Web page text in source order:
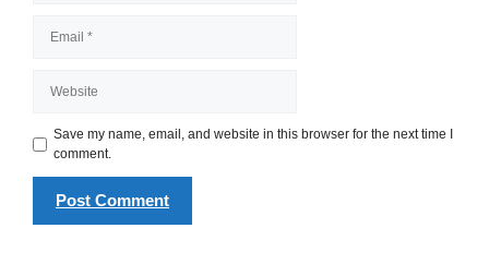
Save my name, email, and website in this browser for the next time I
comment.